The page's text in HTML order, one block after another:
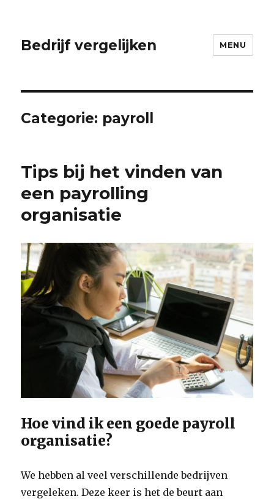
Bedrijf vergelijken MENU
Categorie: payroll
Tips bij het vinden van
een payrolling
organisatie
Hoe vind ik een goede payroll
organisatie?
We hebben al veel verschillende bedrijven
vergeleken. Deze keer is het de beurt aan